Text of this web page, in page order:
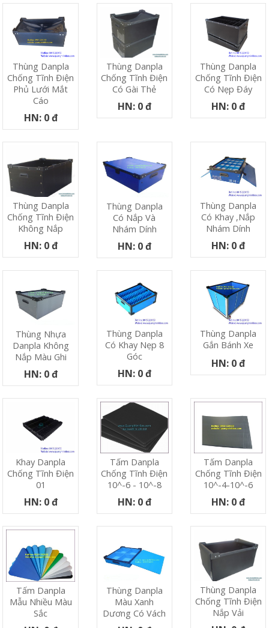
Thùng Danpla
Chống Tĩnh Điện
Phủ Lưới Mắt
Cáo
HN: 0 đ
Thùng Danpla
Chống Tĩnh Điện
Có Gài Thẻ
HN: 0 đ
Thùng Danpla
Chống Tĩnh Điện
Có Nẹp Đáy
HN: 0 đ
Thùng Danpla
Chống Tĩnh Điện
Không Nắp
HN: 0 đ
Thùng Danpla
Có Nắp Và
Nhám Dính
HN: 0 đ
Thùng Danpla
Có Khay ,nắp
Nhám Dính
HN: 0 đ
Thùng Nhựa
Danpla Không
Nắp Màu Ghi
HN: 0 đ
Thùng Danpla
Có Khay Nẹp 8
Góc
HN: 0 đ
Thùng Danpla
Gắn Bánh Xe
HN: 0 đ
Khay Danpla
Chống Tĩnh Điện
01
HN: 0 đ
Tấm Danpla
Chống Tĩnh Điện
10^-6 - 10^-8
HN: 0 đ
Tấm Danpla
Chống Tĩnh Điện
10^-4-10^-6
HN: 0 đ
Tấm Danpla
Mẫu Nhiều Màu
Sắc
Thùng Danpla
Màu Xanh
Dương Có Vách
Thùng Danpla
Chống Tĩnh Điện
Nắp Vải